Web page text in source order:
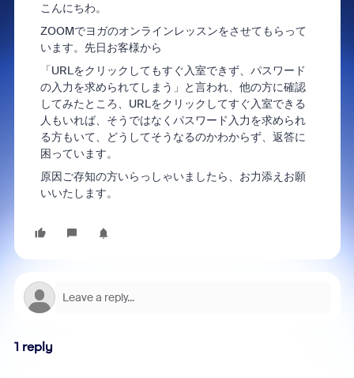
こんにちわ。
ZOOMでヨガのオンラインレッスンをさせてもらって
います。先日お客様から
「URLをクリックしてもすぐ入室できず、パスワード
の入力を求められてしまう」と言われ、他の方に確認
してみたところ、URLをクリックしてすぐ入室できる
人もいれば、そうではなくパスワード入力を求められ
る方もいて、どうしてそうなるのかわからず、返答に
困っています。
原因ご存知の方いらっしゃいましたら、お力添えお願
いいたします。
1 reply